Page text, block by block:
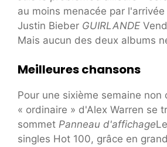
au moins menacée par
Justin Bieber GUIRLANDE
Mais aucun des deux albums
Meilleures chansons
Pour une sixième semaine non
« ordinaire » d'Alex Warren se
sommet Panneau d'affichage
singles Hot 100, grâce en